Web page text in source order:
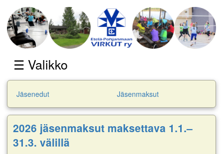
☰ Valikko
Jäsenedut Jäsenmaksut
2026 jäsenmaksut maksettava 1.1.–
31.3. välillä